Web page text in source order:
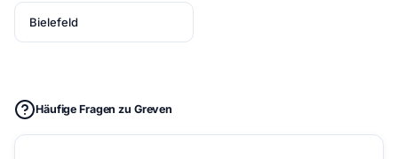
Bielefeld
Häufige Fragen zu Greven